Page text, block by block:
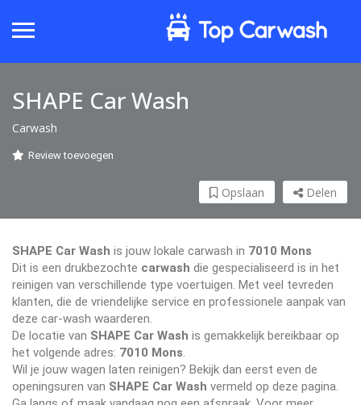
SHAPE Car Wash
Carwash
Review toevoegen
Delen
Opslaan
SHAPE Car Wash is jouw lokale carwash in 7010 Mons
Dit is een drukbezochte carwash die gespecialiseerd is in het
reinigen van verschillende type voertuigen. Met veel tevreden
klanten, die de vriendelijke service en professionele aanpak van
deze car-wash waarderen.
De locatie van SHAPE Car Wash is gemakkelijk bereikbaar op
het volgende adres: 7010 Mons.
Wil je jouw wagen laten reinigen? Bekijk dan eerst even de
openingsuren van SHAPE Car Wash vermeld op deze pagina.